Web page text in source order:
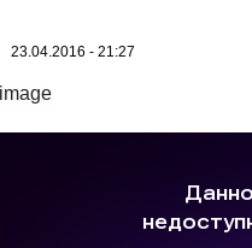
23.04.2016 - 21:27